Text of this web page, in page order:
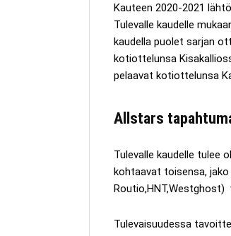
Kauteen 2020-2021
Tulevalle kaudelle
kaudella puolet sarjan
kotiottelunsa
pelaavat kotiottelunsa
Allstars
Tulevalle kaudelle tulee
kohtaavat toisensa,
Routio,HNT,Westghost)
Tulevaisuudessa